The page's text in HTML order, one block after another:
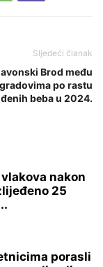
Sljedeći članak
Brod među
po rastu
beba u 2024.
nakon
25
porasli